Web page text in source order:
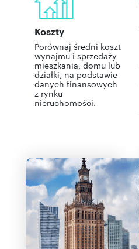
Koszty
Porównaj średni koszt
wynajmu i sprzedaży
mieszkania, domu lub
działki, na podstawie
danych finansowych
z rynku
nieruchomości.